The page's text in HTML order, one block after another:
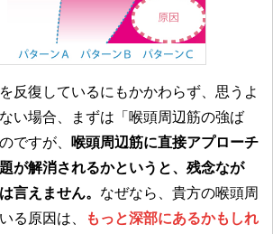
反復しているにもかかわらず、思うよ
い場合、まずは「喉頭周辺筋の強ば
ですが、
喉頭周辺筋に直接アプローチ
が解消されるかというと、残念なが
言えません。 なぜなら、貴方の喉頭周
る原因は、
もっと深部にあるかもしれ